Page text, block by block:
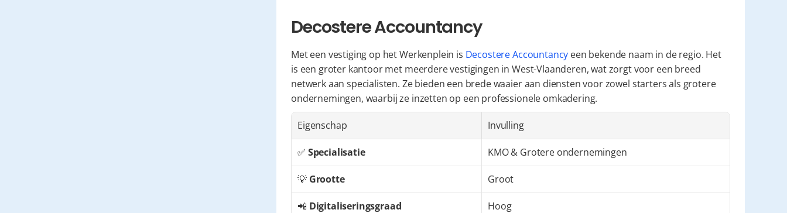
Decostere Accountancy
Met een vestiging op het Werkenplein is Decostere Accountancy een bekende naam in de regio. Het
is een groter kantoor met meerdere vestigingen in West-Vlaanderen, wat zorgt voor een breed
netwerk aan specialisten. Ze bieden een brede waaier aan diensten voor zowel starters als grotere
ondernemingen, waarbij ze inzetten op een professionele omkadering.
Eigenschap Invulling
✅ Specialisatie KMO & Grotere ondernemingen
💡 Grootte Groot
📲 Digitaliseringsgraad Hoog